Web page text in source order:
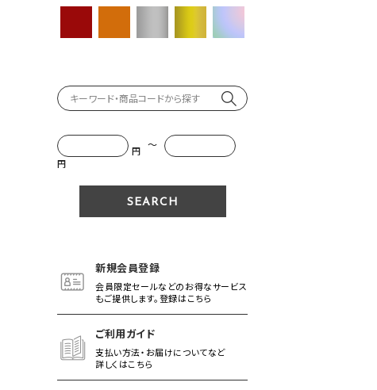
円 ～
円
新規会員登録
会員限定セールなどのお得なサービス
もご提供します。登録はこちら
ご利用ガイド
支払い方法・お届けについてなど
詳しくはこちら